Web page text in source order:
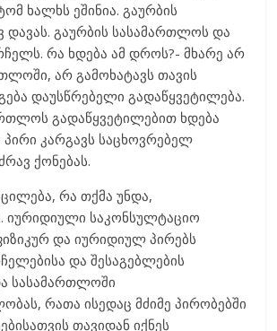
ხალხს ეშინია. გაურბის
გაურბის სასამართლოს და
რა ხდება ამ დროს?- მხარე არ
არ გამოხატავს თავის
დაუსწრებელი გადაწყვეტილება.
გადაწყვეტილებით ხდება
კარგავს საცხოვრებელ
ქონებას.
რა თქმა უნდა,
იურიდიული საკონსულტაციო
და იურიდიულ პირებს
და შესაგებლების
სასამართლოში
რათა ისედაც მძიმე პირობებში
თავიდან იქნეს